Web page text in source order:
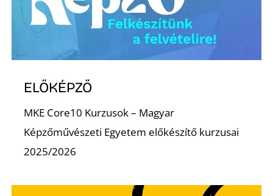
ELŐKÉPZŐ
MKE Core10 Kurzusok – Magyar
Képzőművészeti Egyetem előkészítő kurzusai
2025/2026